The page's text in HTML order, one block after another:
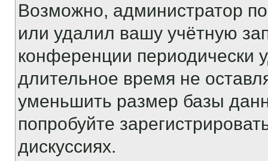
Возможно, администратор
или удалил вашу учётную
конференции периодически
длительное время не
уменьшить размер базы
попробуйте
дискуссиях.